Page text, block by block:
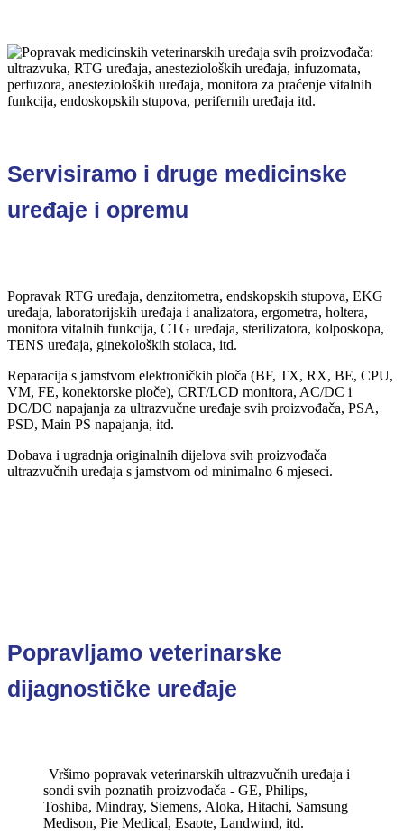
Servisiramo i druge medicinske
uređaje i opremu
Popravak RTG uređaja, denzitometra, endskopskih stupova, EKG
uređaja, laboratorijskih uređaja i analizatora, ergometra, holtera,
monitora vitalnih funkcija, CTG uređaja, sterilizatora, kolposkopa,
TENS uređaja, ginekoloških stolaca, itd.
Reparacija s jamstvom elektroničkih ploča (BF, TX, RX, BE, CPU,
VM, FE, konektorske ploče), CRT/LCD monitora, AC/DC i
DC/DC napajanja za ultrazvučne uređaje svih proizvođača, PSA,
PSD, Main PS napajanja, itd.
Dobava i ugradnja originalnih dijelova svih proizvođača
ultrazvučnih uređaja s jamstvom od minimalno 6 mjeseci.
Popravljamo veterinarske
dijagnostičke uređaje
Vršimo popravak veterinarskih ultrazvučnih uređaja i
sondi svih poznatih proizvođača - GE, Philips,
Toshiba, Mindray, Siemens, Aloka, Hitachi, Samsung
Medison, Pie Medical, Esaote, Landwind, itd.